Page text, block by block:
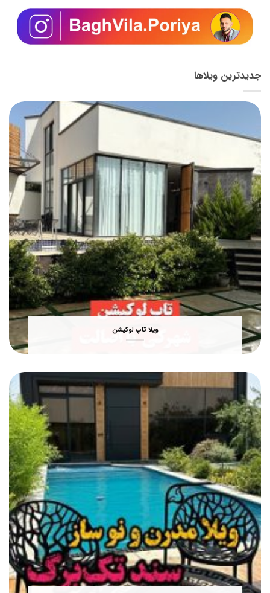
جدیدترین ویلاها
ویلا تاپ لوکیشن